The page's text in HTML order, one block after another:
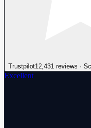
Trustpilot12,431 reviews ·
Excellent